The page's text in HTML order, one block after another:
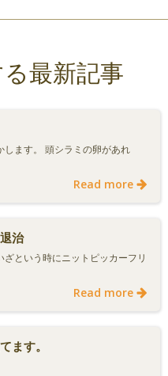
最新記事
します。 頭シラミの卵があれ
Read more
治
という時にニットピッカーフリ
Read more
ます。